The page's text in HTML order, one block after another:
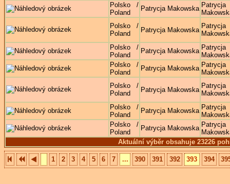
Aktuální výběr obsahuje 23226
Polsko /
Poland
Patrycja Makowska Patrycja
Polsko /
Poland
Patrycja Makowska
Patrycja
Polsko /
Poland
Patrycja Makowska Patrycja
Polsko /
Poland
Patrycja Makowska Patrycja
Polsko /
Poland
Patrycja Makowska
Patrycja
Polsko /
Poland
Patrycja Makowska Patrycja
Polsko /
Poland
Patrycja Makowska Patrycja
1 2 3 4 5 6 7 ... 390 391 392 393 394